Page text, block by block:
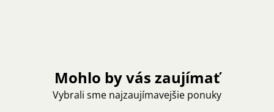
Mohlo by vás zaujímať
Vybrali sme najzaujímavejšie ponuky